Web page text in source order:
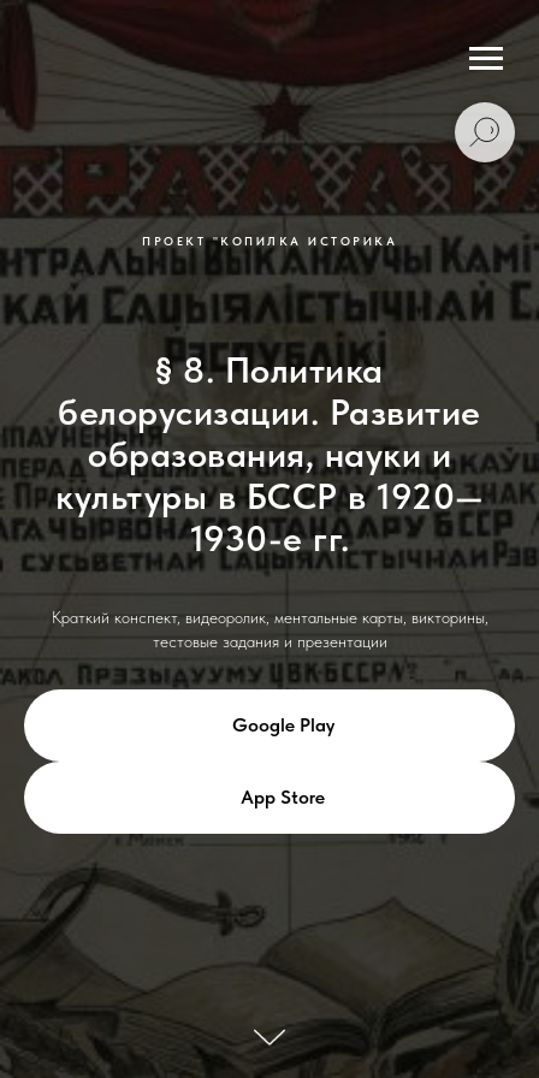
ПРОЕКТ "КОПИЛКА ИСТОРИКА
§ 8. Политика
белорусизации. Развитие
образования, науки и
культуры в БССР в 1920—
1930-е гг.
Краткий конспект, видеоролик, ментальные карты, викторины,
тестовые задания и презентации
Google Play
App Store